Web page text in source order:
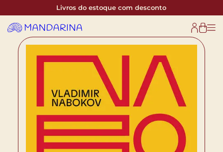
Livros do estoque com desconto